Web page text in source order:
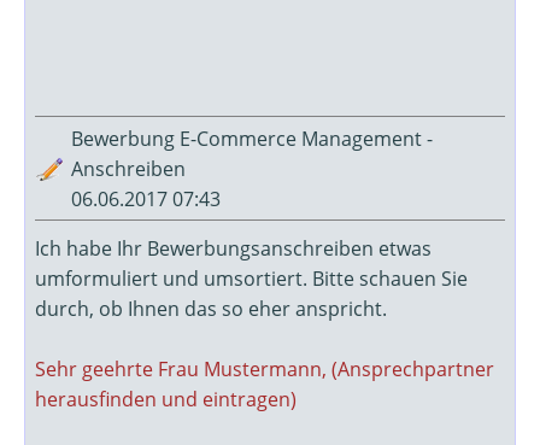
Bewerbung E-Commerce Management -
Anschreiben
06.06.2017 07:43
Ich habe Ihr Bewerbungsanschreiben etwas
umformuliert und umsortiert. Bitte schauen Sie
durch, ob Ihnen das so eher anspricht.
Sehr geehrte Frau Mustermann, (Ansprechpartner
herausfinden und eintragen)